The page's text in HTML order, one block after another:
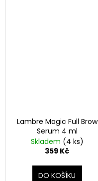
Lambre Magic Full Brow
Serum 4 ml
Skladem (4 ks)
359 Kč
DO KOŠÍKU